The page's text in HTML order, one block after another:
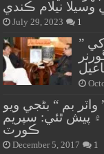
نيلام ڪندي
July 29, 2023 1
” فرزند ڪراچي لياقت علي خان کي
بم “ بڻجي ويو
۾ پيش ٿئي: سپريم
ڪورٽ
December 5, 2017 1